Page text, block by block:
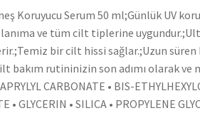
Koruyucu Serum 50 ml;Günlük UV
ve tüm cilt tiplerine
bir cilt hissi sağlar.;Uzun
bakım rutininizin son adımı olarak
CARBONATE • BIS-
GLYCERIN • SILICA • PROPYLENE